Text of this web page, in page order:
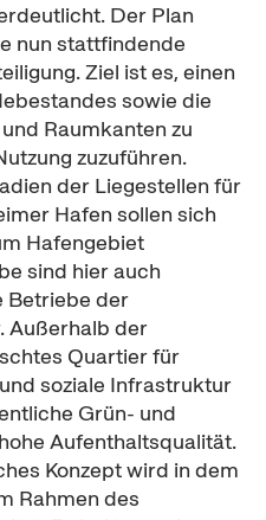
Der Plan
nun stattfindende
Ziel ist es, einen
sowie die
Raumkanten zu
zuzuführen.
der Liegestellen für
Hafen sollen sich
Hafengebiet
sind hier auch
Betriebe der
Außerhalb der
Quartier für
soziale Infrastruktur
Grün- und
Aufenthaltsqualität.
Konzept wird in dem
Rahmen des